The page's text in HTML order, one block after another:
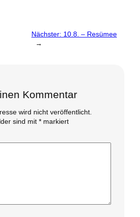
Nächster: 10.8. – Resümee
→
Kommentar
wird nicht veröffentlicht.
sind mit *markiert